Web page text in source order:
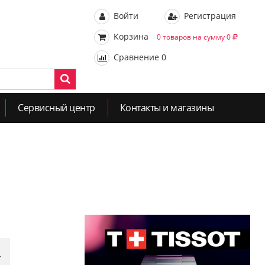
Войти
Регистрация
Корзина
0 товаров на сумму 0
Сравнение 0
Сервисный центр Контакты и магазины